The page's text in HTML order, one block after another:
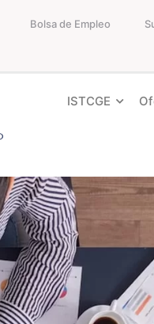
Bolsa de Empleo
ISTCGE